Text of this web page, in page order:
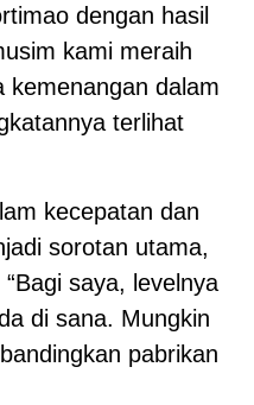
dengan hasil
kami meraih
kemenangan dalam
terlihat
kecepatan dan
sorotan utama,
saya, levelnya
di sana. Mungkin
pabrikan